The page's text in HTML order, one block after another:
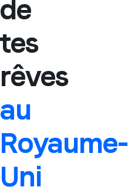
de
tes
rêves
au
Royaume-
Uni